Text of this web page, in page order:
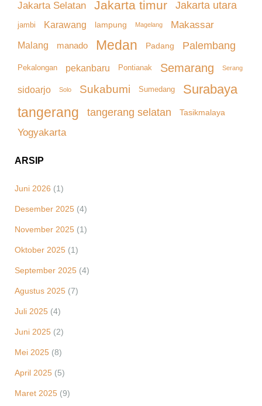
Jakarta Selatan Jakarta timur Jakarta utara
jambi Karawang lampung Magelang Makassar
Malang manado Medan Padang Palembang
Pekalongan pekanbaru Pontianak Semarang Serang
sidoarjo Solo Sukabumi Sumedang Surabaya
tangerang tangerang selatan Tasikmalaya
Yogyakarta
ARSIP
Juni 2026 (1)
Desember 2025 (4)
November 2025 (1)
Oktober 2025 (1)
September 2025 (4)
Agustus 2025 (7)
Juli 2025 (4)
Juni 2025 (2)
Mei 2025 (8)
April 2025 (5)
Maret 2025 (9)